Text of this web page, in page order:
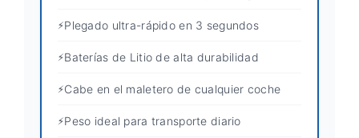
Plegado ultra-rápido en 3 segundos
Baterías de Litio de alta durabilidad
Cabe en el maletero de cualquier coche
Peso ideal para transporte diario